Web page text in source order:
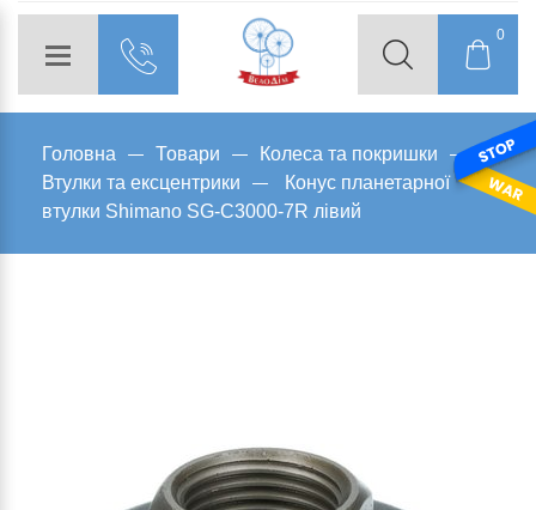
0
Головна Товари
Колеса та покришки
Втулки та ексцентрики
Конус планетарної
втулки Shimano SG-C3000-7R лівий